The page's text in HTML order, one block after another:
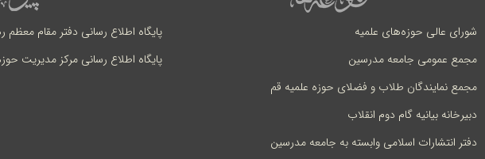
شورای عالی حوزه‌های علمیه
مجمع عمومی جامعه مدرسین
مجمع نمایندگان طلاب و فضلای حوزه علمیه قم
دبیرخانه بیانیه گام دوم انقلاب
دفتر انتشارات اسلامی وابسته به جامعه مدرسین
پایگاه اطلاع رسانی دفتر مقام معظم
پایگاه اطلاع رسانی مرکز مدیریت